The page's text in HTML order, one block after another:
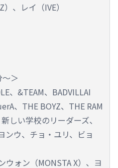
、レイ（IVE）
＞
、&TEAM、BADVILLAI
、THE BOYZ、THE RAM
しい学校のリーダーズ、
ンウ、チョ・ユリ、ビョ
ウォン（MONSTA X）、ヨ